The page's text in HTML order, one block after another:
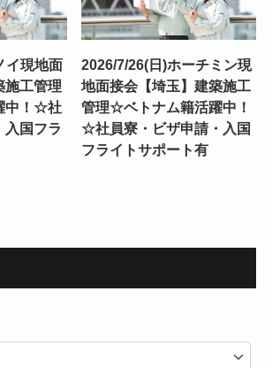
イ現地面
施工管理
中！☆社
入国フラ
2026/7/26(日)ホーチミン現
地面接会【埼玉】建築施工
管理☆ベトナム籍活躍中！
☆社員寮・ビザ申請・入国
フライトサポート有